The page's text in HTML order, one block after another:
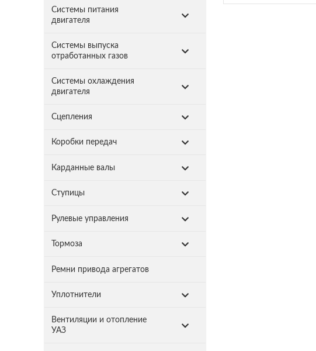
Системы питания
двигателя
Системы выпуска
отработанных газов
Системы охлаждения
двигателя
Сцепления
Коробки передач
Карданные валы
Ступицы
Рулевые управления
Тормоза
Ремни привода агрегатов
Уплотнители
Вентиляции и отопление
УАЗ